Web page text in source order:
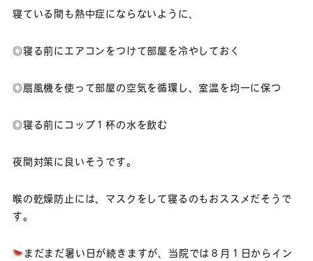
寝ている間も熱中症にならないように、
◎寝る前にエアコンをつけて部屋を冷やしておく
◎扇風機を使って部屋の空気を循環し、室温を均一に保つ
◎寝る前にコップ１杯の水を飲む
夜間対策に良いそうです。
喉の乾燥防止には、マスクをして寝るのもおススメだそうで
す。
まだまだ暑い日が続きますが、当院では８月１日からイン